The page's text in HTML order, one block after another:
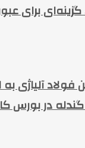
گزینه‌ای برای
فولاد آلیاژی
در بورس